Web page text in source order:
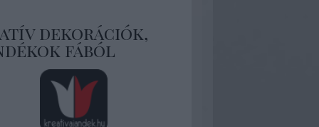
dekorációk,
fából